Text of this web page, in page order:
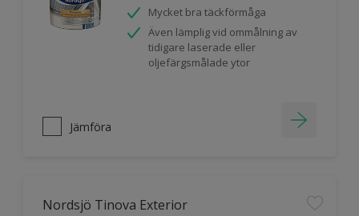
Mycket bra täckförmåga
Även lämplig vid ommålning av
tidigare laserade eller
oljefärgsmålade ytor
Jämföra
Nordsjö Tinova Exterior